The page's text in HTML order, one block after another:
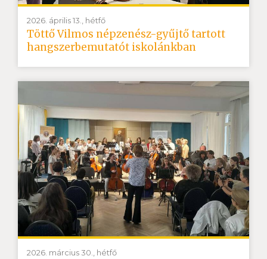
2026. április 13., hétfő
Töttő Vilmos népzenész-gyűjtő tartott
hangszerbemutatót iskolánkban
2026. március 30., hétfő